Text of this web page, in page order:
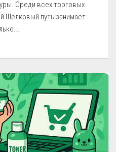
Среди всех торговых
Шёлковый путь занимает